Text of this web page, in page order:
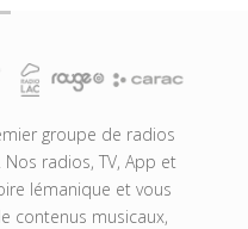
groupe de radios
radios, TV, App et
lémanique et vous
contenus musicaux,